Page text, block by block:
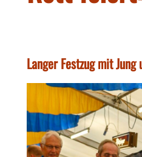
Langer Festzug mit